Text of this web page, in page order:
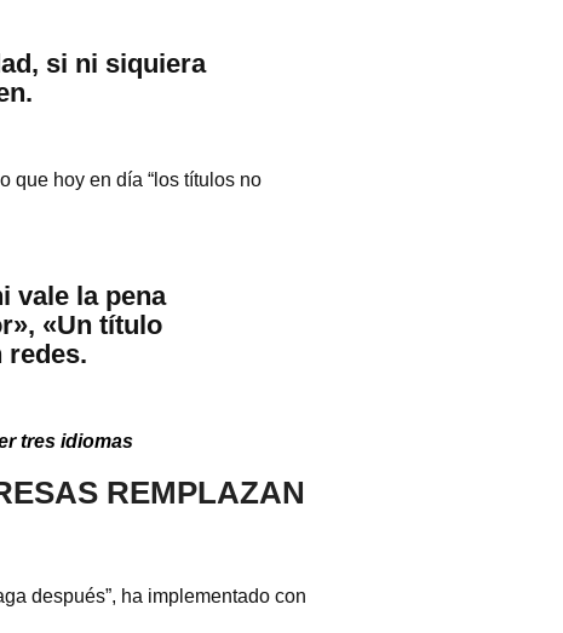
si ni siquiera
que hoy en día “los títulos no
vale la pena
«Un título
redes.
tres idiomas
REMPLAZAN
después”, ha implementado con